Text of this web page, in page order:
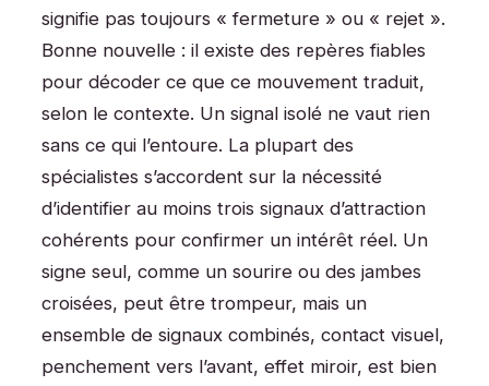
signifie pas toujours « fermeture » ou « rejet ».
Bonne nouvelle : il existe des repères fiables
pour décoder ce que ce mouvement traduit,
selon le contexte. Un signal isolé ne vaut rien
sans ce qui l’entoure. La plupart des
spécialistes s’accordent sur la nécessité
d’identifier au moins trois signaux d’attraction
cohérents pour confirmer un intérêt réel. Un
signe seul, comme un sourire ou des jambes
croisées, peut être trompeur, mais un
ensemble de signaux combinés, contact visuel,
penchement vers l’avant, effet miroir, est bien